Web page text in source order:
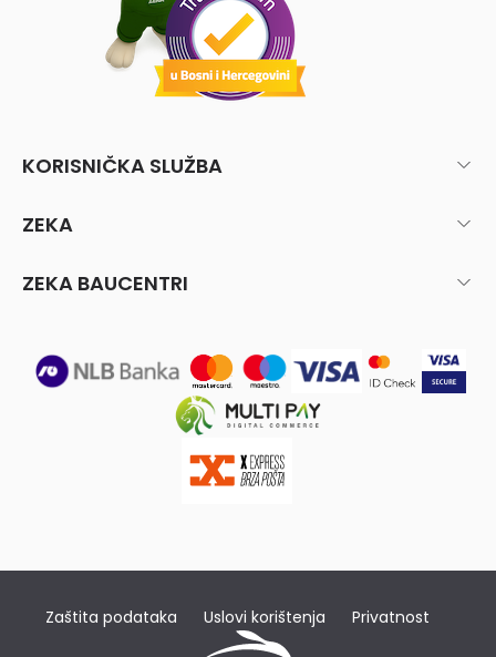
KORISNIČKA SLUŽBA
ZEKA
ZEKA BAUCENTRI
Zaštita podataka Uslovi korištenja Privatnost